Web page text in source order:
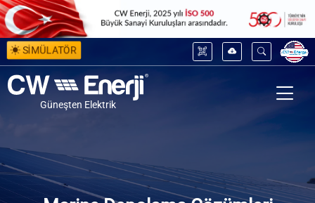
SİMÜLATÖR
Güneşten Elektrik